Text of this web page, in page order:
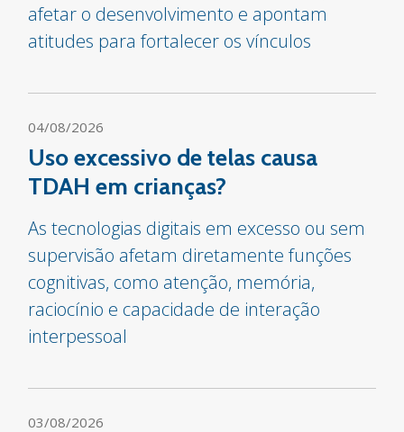
afetar o desenvolvimento e apontam
atitudes para fortalecer os vínculos
04/08/2026
Uso excessivo de telas causa
TDAH em crianças?
As tecnologias digitais em excesso ou sem
supervisão afetam diretamente funções
cognitivas, como atenção, memória,
raciocínio e capacidade de interação
interpessoal
03/08/2026